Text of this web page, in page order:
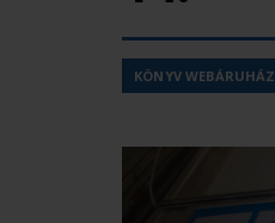
KÖNYV WEBÁRUHÁZ